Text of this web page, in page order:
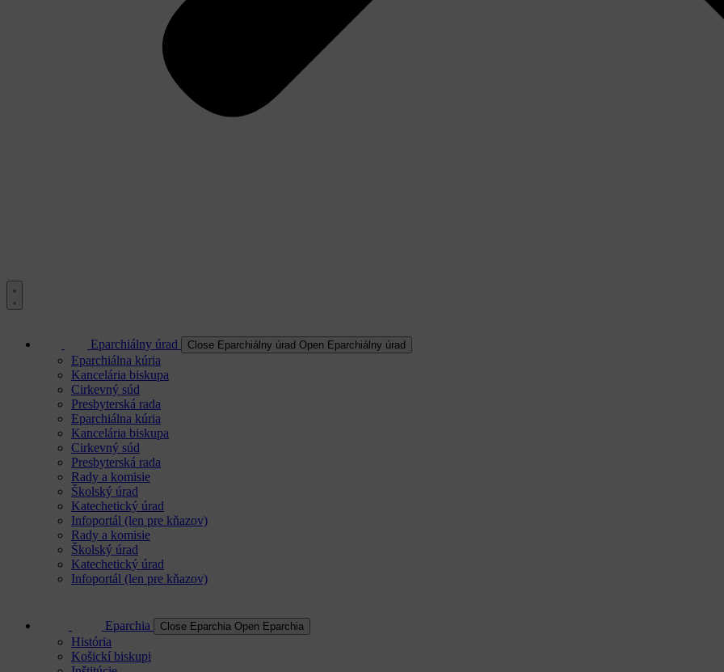
Eparchiálny úrad Close Eparchiálny úrad Open Eparchiálny úrad
Eparchiálna kúria
Kancelária biskupa
Cirkevný súd
Presbyterská rada
Eparchiálna kúria
Kancelária biskupa
Cirkevný súd
Presbyterská rada
Rady a komisie
Školský úrad
Katechetický úrad
Infoportál (len pre kňazov)
Rady a komisie
Školský úrad
Katechetický úrad
Infoportál (len pre kňazov)
Eparchia Close Eparchia Open Eparchia
História
Košickí biskupi